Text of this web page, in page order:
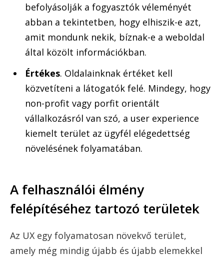
befolyásolják a fogyasztók véleményét
abban a tekintetben, hogy elhiszik-e azt,
amit mondunk nekik, bíznak-e a weboldal
által közölt információkban.
Értékes. Oldalainknak értéket kell
közvetíteni a látogatók felé. Mindegy, hogy
non-profit vagy porfit orientált
vállalkozásról van szó, a user experience
kiemelt terület az ügyfél elégedettség
növelésének folyamatában.
A felhasználói élmény
felépítéséhez tartozó területek
Az UX egy folyamatosan növekvő terület,
amely még mindig újabb és újabb elemekkel